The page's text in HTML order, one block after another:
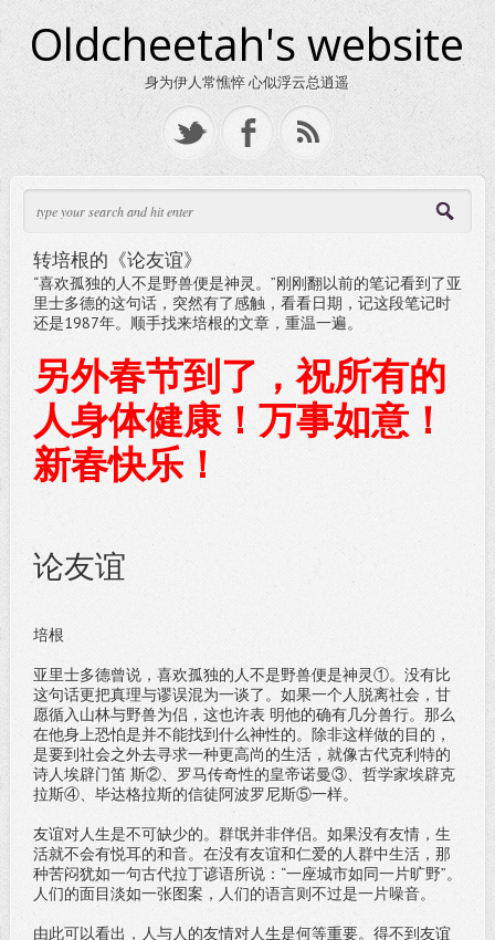
Oldcheetah's website
身为伊人常憔悴 心似浮云总逍遥
转培根的《论友谊》
“喜欢孤独的人不是野兽便是神灵。”刚刚翻以前的笔记看到了亚
里士多德的这句话，突然有了感触，看看日期，记这段笔记时
还是1987年。顺手找来培根的文章，重温一遍。
另外春节到了，祝所有的
人身体健康！万事如意！
新春快乐！
论友谊
培根
亚里士多德曾说，喜欢孤独的人不是野兽便是神灵①。没有比
这句话更把真理与谬误混为一谈了。如果一个人脱离社会，甘
愿循入山林与野兽为侣，这也许表 明他的确有几分兽行。那么
在他身上恐怕是并不能找到什么神性的。除非这样做的目的，
是要到社会之外去寻求一种更高尚的生活，就像古代克利特的
诗人埃辟门笛 斯②、罗马传奇性的皇帝诺曼③、哲学家埃辟克
拉斯④、毕达格拉斯的信徒阿波罗尼斯⑤一样。
友谊对人生是不可缺少的。群氓并非伴侣。如果没有友情，生
活就不会有悦耳的和音。在没有友谊和仁爱的人群中生活，那
种苦闷犹如一句古代拉丁谚语所说：“一座城市如同一片旷野”。
人们的面目淡如一张图案，人们的语言则不过是一片噪音。
由此可以看出，人与人的友情对人生是何等重要。得不到友谊